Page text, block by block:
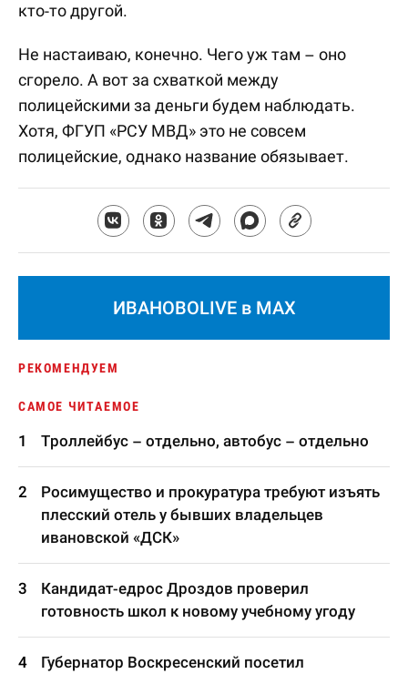
кто-то другой.
Не настаиваю, конечно. Чего уж там – оно
сгорело. А вот за схваткой между
полицейскими за деньги будем наблюдать.
Хотя, ФГУП «РСУ МВД» это не совсем
полицейские, однако название обязывает.
ИВАНОВОLIVE в MAX
РЕКОМЕНДУЕМ
САМОЕ ЧИТАЕМОЕ
Троллейбус – отдельно, автобус – отдельно
Росимущество и прокуратура требуют изъять
плесский отель у бывших владельцев
ивановской «ДСК»
Кандидат-едрос Дроздов проверил
готовность школ к новому учебному угоду
Губернатор Воскресенский посетил